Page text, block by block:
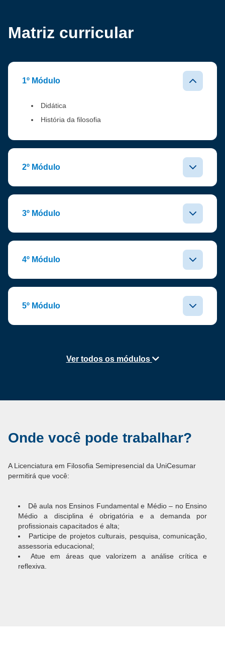
Matriz curricular
1º Módulo
Didática
História da filosofia
2º Módulo
3º Módulo
4º Módulo
5º Módulo
Ver todos os módulos
Onde você pode trabalhar?
A Licenciatura em Filosofia Semipresencial da UniCesumar
permitirá que você:
Dê aula nos Ensinos Fundamental e Médio – no Ensino
Médio a disciplina é obrigatória e a demanda por
profissionais capacitados é alta;
Participe de projetos culturais, pesquisa, comunicação,
assessoria educacional;
Atue em áreas que valorizem a análise crítica e
reflexiva.